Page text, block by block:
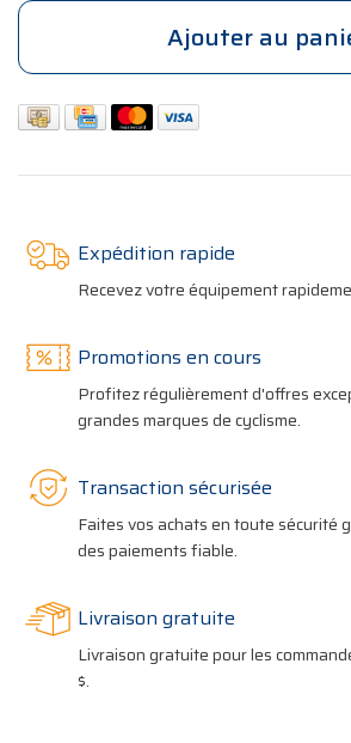
Ajouter au
Expédition rapide
Recevez votre équipement
Promotions en cours
Profitez régulièrement d'offres
grandes marques de cyclisme.
Transaction sécurisée
Faites vos achats en toute sécurité
des paiements fiable.
Livraison gratuite
Livraison gratuite pour les
$.